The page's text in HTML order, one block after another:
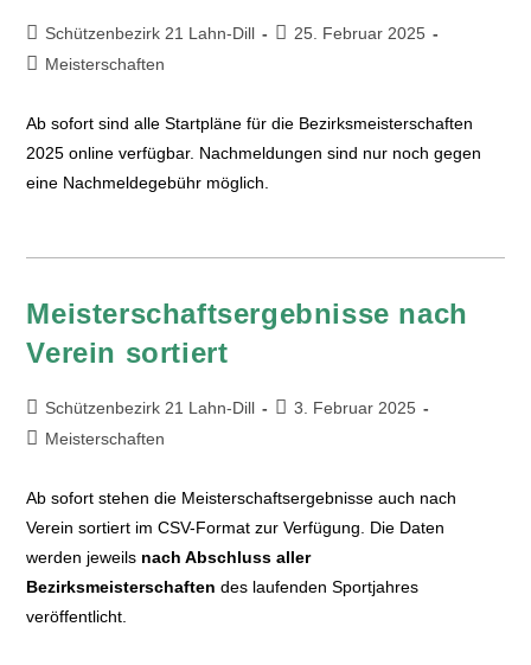
Schützenbezirk 21 Lahn-Dill
25. Februar 2025
Meisterschaften
Ab sofort sind alle Startpläne für die Bezirksmeisterschaften
2025 online verfügbar. Nachmeldungen sind nur noch gegen
eine Nachmeldegebühr möglich.
Meisterschaftsergebnisse nach
Verein sortiert
Schützenbezirk 21 Lahn-Dill
3. Februar 2025
Meisterschaften
Ab sofort stehen die Meisterschaftsergebnisse auch nach
Verein sortiert im CSV-Format zur Verfügung. Die Daten
werden jeweils nach Abschluss aller
Bezirksmeisterschaften des laufenden Sportjahres
veröffentlicht.